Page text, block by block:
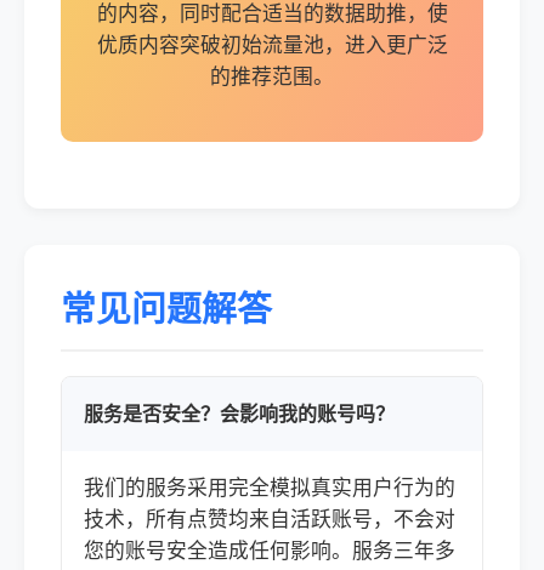
的内容，同时配合适当的数据助推，使
优质内容突破初始流量池，进入更广泛
的推荐范围。
常见问题解答
服务是否安全？会影响我的账号吗？
我们的服务采用完全模拟真实用户行为的
技术，所有点赞均来自活跃账号，不会对
您的账号安全造成任何影响。服务三年多